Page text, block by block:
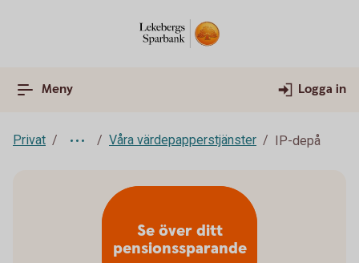
Meny Logga in
Privat Våra värdepapperstjänster IP-depå
Se över ditt
pensionssparande